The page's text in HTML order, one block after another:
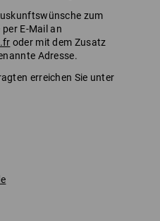
zum
E-Mail an
oder mit dem Zusatz
Adresse.
erreichen Sie unter